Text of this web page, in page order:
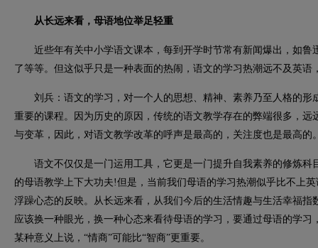
从长远来看，母语地位举足轻重
近些年有关中小学语文课本，每到开学时节常有新闻爆出，如鲁
了等等。但这似乎只是一种表面的热闹，语文的学习热潮远不及英语
刘兵：语文的学习，对一个人的思想、精神、素养乃至人格的形
重要的课程。因为历史的原因，传统的语文教学存在的弊端很多，
与变革，因此，对语文教学改革的呼声是最高的，关注度也是最高的
语文不仅仅是一门运用工具，它更是一门提升自我素养的修炼科
的母语教学上下大功夫!但是，当前我们母语的学习热潮似乎比不上
浮躁心态的反映。从长远来看，从我们今后的生活情趣与生活幸福
应该换一种眼光，换一种心态来看待母语的学习，要通过母语的学习
某种意义上说，“情商”可能比“智商”更重要。